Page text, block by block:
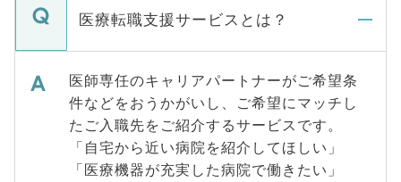
医療転職支援サービスとは？
医師専任のキャリアパートナーがご希望条
件などをおうかがいし、ご希望にマッチし
たご入職先をご紹介するサービスです。
「自宅から近い病院を紹介してほしい」
「医療機器が充実した病院で働きたい」